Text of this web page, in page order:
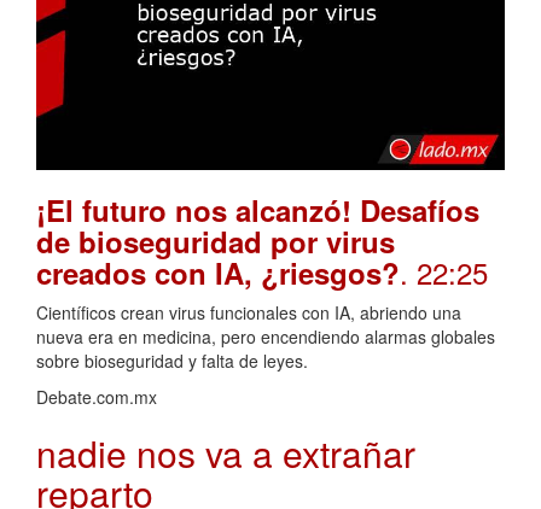
¡El futuro nos alcanzó! Desafíos
de bioseguridad por virus
creados con IA, ¿riesgos?. 22:25
Científicos crean virus funcionales con IA, abriendo una
nueva era en medicina, pero encendiendo alarmas globales
sobre bioseguridad y falta de leyes.
Debate.com.mx
nadie nos va a extrañar
reparto